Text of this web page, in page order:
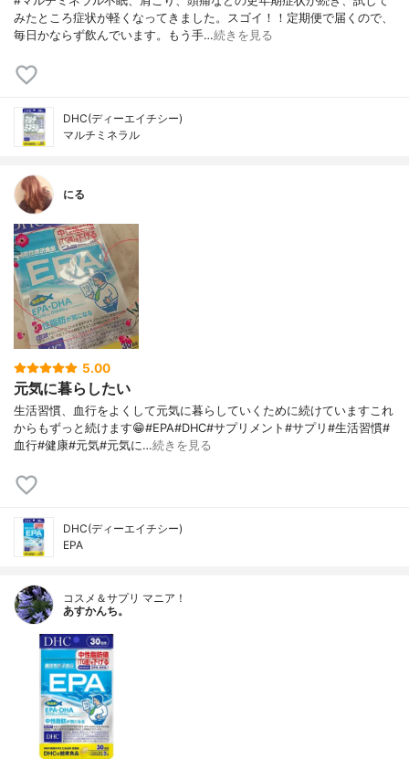
みたところ症状が軽くなってきました。スゴイ！！定期便で届くので、
毎日かならず飲んでいます。もう手…続きを見る
DHC(ディーエイチシー)
マルチミネラル
にる
5.00
元気に暮らしたい
生活習慣、血行をよくして元気に暮らしていくために続けていますこれ
からもずっと続けます😁#EPA#DHC#サプリメント#サプリ#生活習慣#
血行#健康#元気#元気に…続きを見る
DHC(ディーエイチシー)
EPA
コスメ＆サプリ マニア！
あすかんち。